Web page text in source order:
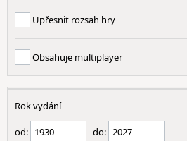
Upřesnit rozsah hry
Obsahuje multiplayer
Rok vydání
od: do: